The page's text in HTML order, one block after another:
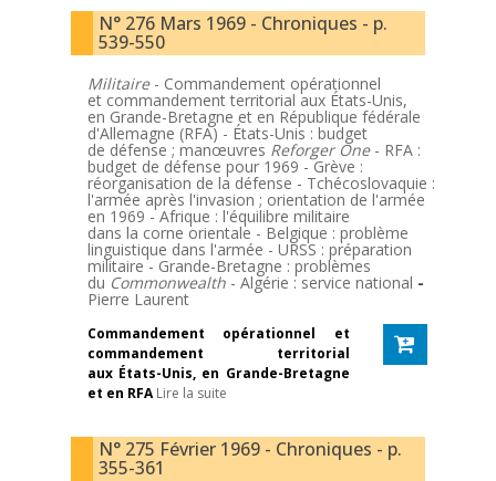
N° 276 Mars 1969 - Chroniques - p.
539-550
Militaire - Commandement opérationnel
et commandement territorial aux États-Unis,
en Grande-Bretagne et en République fédérale
d'Allemagne (RFA) - États-Unis : budget
de défense ; manœuvres Reforger One- RFA :
budget de défense pour 1969 - Grève :
réorganisation de la défense - Tchécoslovaquie :
l'armée après l'invasion ; orientation de l'armée
en 1969 - Afrique : l'équilibre militaire
dans la corne orientale - Belgique : problème
linguistique dans l'armée - URSS : préparation
militaire - Grande-Bretagne : problèmes
du Commonwealth - Algérie : service national -
Pierre Laurent
Commandement opérationnel et
commandement territorial
aux États-Unis, en Grande-Bretagne
et en RFA Lire la suite
N° 275 Février 1969 - Chroniques - p.
355-361